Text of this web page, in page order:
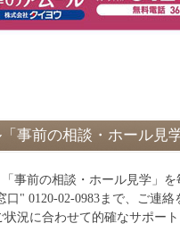
事前の相談・ホール見
事前の相談・ホール見学」を
" 0120-02-0983まで、ご連絡
況に合わせて的確なサポート